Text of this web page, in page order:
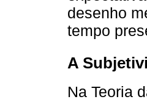
desenho
tempo
A
Na Teoria